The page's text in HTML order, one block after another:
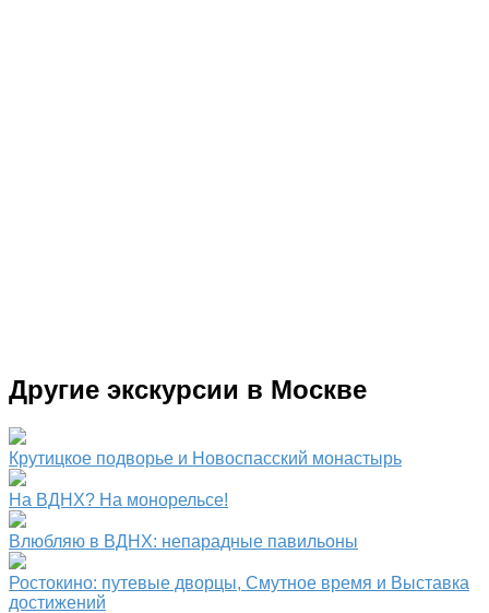
Другие экскурсии в Москве
Крутицкое подворье и Новоспасский монастырь
На ВДНХ? На монорельсе!
Влюбляю в ВДНХ: непарадные павильоны
Ростокино: путевые дворцы, Смутное время и Выставка
достижений